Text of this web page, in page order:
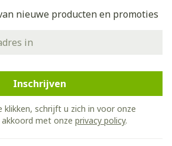
nieuwe producten en promoties
Inschrijven
schrijft u zich in voor onze
met onze privacy policy.